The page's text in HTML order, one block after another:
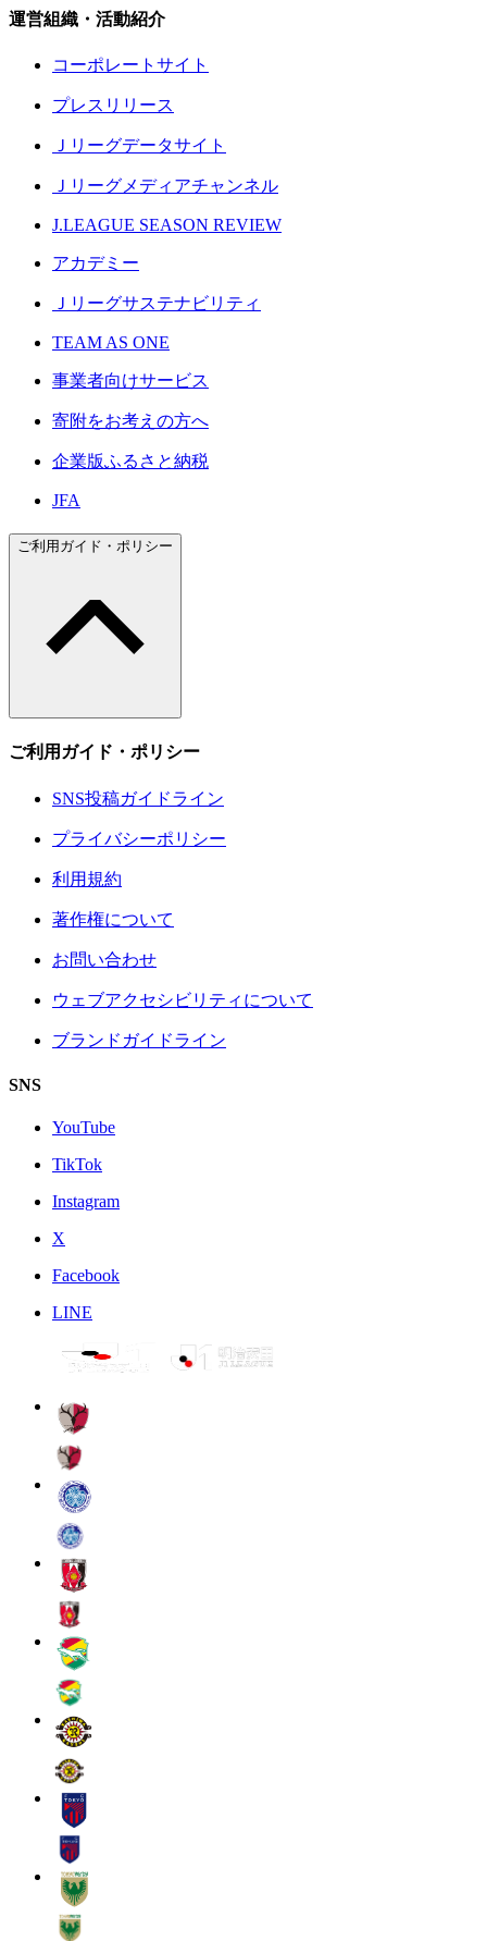
運営組織・活動紹介
コーポレートサイト
プレスリリース
Ｊリーグデータサイト
Ｊリーグメディアチャンネル
J.LEAGUE SEASON REVIEW
アカデミー
Ｊリーグサステナビリティ
TEAM AS ONE
事業者向けサービス
寄附をお考えの方へ
企業版ふるさと納税
JFA
ご利用ガイド・ポリシー
ご利用ガイド・ポリシー
SNS投稿ガイドライン
プライバシーポリシー
利用規約
著作権について
お問い合わせ
ウェブアクセシビリティについて
ブランドガイドライン
SNS
YouTube
TikTok
Instagram
X
Facebook
LINE